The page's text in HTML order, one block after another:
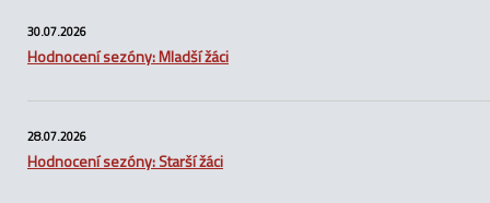
30.07.2026
Hodnocení sezóny: Mladší žáci
28.07.2026
Hodnocení sezóny: Starší žáci